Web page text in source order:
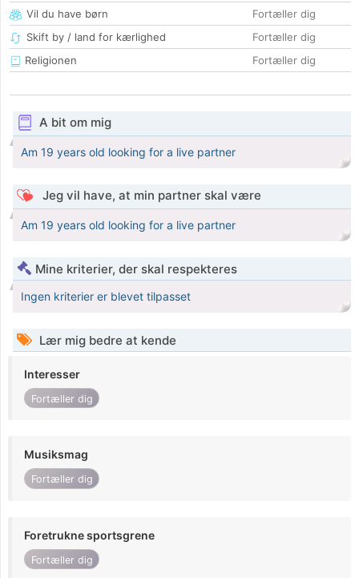
Vil du have børn
Fortæller dig
Skift by / land for kærlighed
Fortæller dig
Religionen
Fortæller dig
A bit om mig
Am 19 years old looking for a live partner
Jeg vil have, at min partner skal være
Am 19 years old looking for a live partner
Mine kriterier, der skal respekteres
Ingen kriterier er blevet tilpasset
Lær mig bedre at kende
Interesser
Fortæller dig
Musiksmag
Fortæller dig
Foretrukne sportsgrene
Fortæller dig